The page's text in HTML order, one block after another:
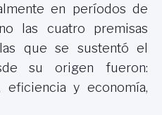
en períodos de
las cuatro premisas
que se sustentó el
su origen fueron:
eficiencia y economía,